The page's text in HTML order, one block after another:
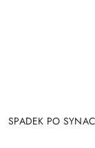
SPADEK PO